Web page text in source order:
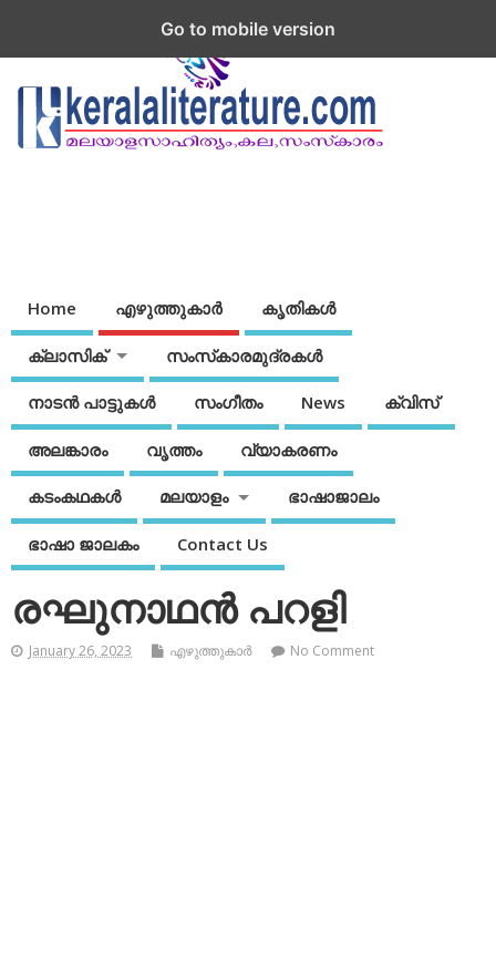
Home എഴുത്തുകാര്‍ കൃതികൾ
ക്ലാസിക് സംസ്‌കാരമുദ്രകള്‍
നാടന്‍ പാട്ടുകള്‍ സംഗീതം News ക്വിസ്
അലങ്കാരം വൃത്തം വ്യാകരണം
കടംകഥകള്‍ മലയാളം ഭാഷാജാലം
ഭാഷാ ജാലകം Contact Us
രഘുനാഥന്‍ പറളി
January 26, 2023 എഴുത്തുകാര്‍ No Comment
Go to mobile version